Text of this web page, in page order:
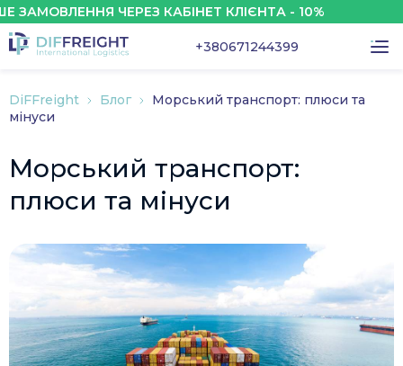
ЧЕРЕЗ КАБІНЕТ КЛІЄНТА - 10%
+380671244399
DiFFreight Блог
Морський транспорт: плюси та
мінуси
Морський транспорт:
плюси та мінуси